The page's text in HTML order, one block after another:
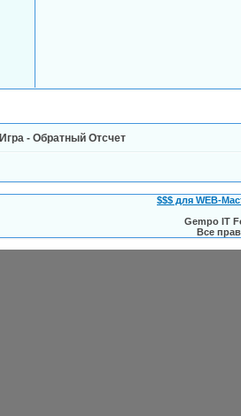
Игра - Обратный Отсчет
$$$ для WEB-
Gempo IT
Все